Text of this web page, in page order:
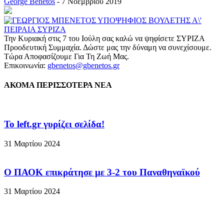
Την Κυριακή στις 7 του Ιούλη σας καλώ να ψηφίσετε ΣΥΡΙΖΑ
Προοδευτική Συμμαχία. Δώστε μας την δύναμη να συνεχίσουμε.
Τώρα Αποφασίζουμε Για Τη Ζωή Μας.
Επικοινωνία: gbenetos@gbenetos.gr
ΑΚΟΜΑ ΠΕΡΙΣΣΟΤΕΡΑ ΝΕΑ
To left.gr γυρίζει σελίδα!
31 Μαρτίου 2024
Ο ΠΑΟΚ επικράτησε με 3-2 του Παναθηναϊκού
31 Μαρτίου 2024